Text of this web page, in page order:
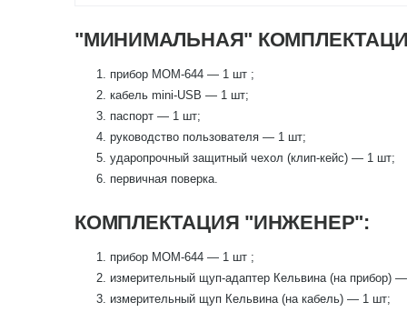
"МИНИМАЛЬНАЯ"
прибор МОМ-644 — 1 шт ;
кабель mini-USB — 1 шт;
паспорт — 1 шт;
руководство пользователя — 1 шт;
ударопрочный защитный чехол (клип-кейс) — 1 шт;
первичная поверка.
КОМПЛЕКТАЦИЯ "ИНЖЕНЕР":
прибор МОМ-644 — 1 шт ;
измерительный щуп-адаптер Кельвина (на прибор)
измерительный щуп Кельвина (на кабель) — 1 шт;